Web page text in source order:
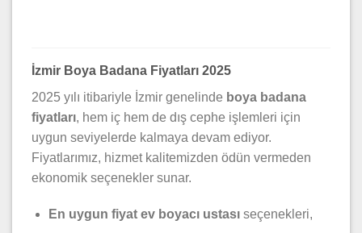
İzmir Boya Badana Fiyatları 2025
2025 yılı itibariyle İzmir genelinde boya badana
fiyatları, hem iç hem de dış cephe işlemleri için
uygun seviyelerde kalmaya devam ediyor.
Fiyatlarımız, hizmet kalitemizden ödün vermeden
ekonomik seçenekler sunar.
En uygun fiyat ev boyacı ustasıseçenekleri,